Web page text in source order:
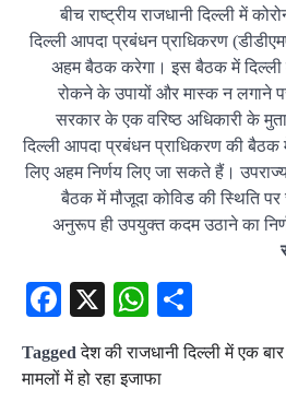
बीच राष्ट्रीय राजधानी दिल्ली में
दिल्ली आपदा प्रबंधन प्राधिकरण
अहम बैठक करेगा। इस बैठक में दिल्ली
रोकने के उपायों और मास्क न लगाने पर
सरकार के एक वरिष्ठ अधिकारी के
दिल्ली आपदा प्रबंधन प्राधिकरण की बैठक
लिए अहम निर्णय लिए जा सकते हैं।
बैठक में मौजूदा कोविड की स्थिति
अनुरूप ही उपयुक्त कदम उठाने का
Facebook
X WhatsApp
Taggedदेश की राजधानी दिल्ली में एक
मामलों में हो रहा इजाफा